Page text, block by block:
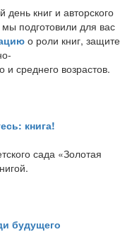
книг и авторского
подготовили для вас
о роли книг, защите
среднего возрастов.
книга!
сада «Золотая
будущего